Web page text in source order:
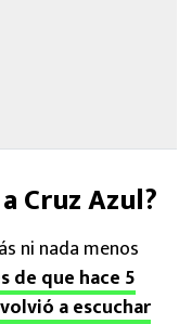
Cruz Azul?
ni nada menos
de que hace 5
a escuchar